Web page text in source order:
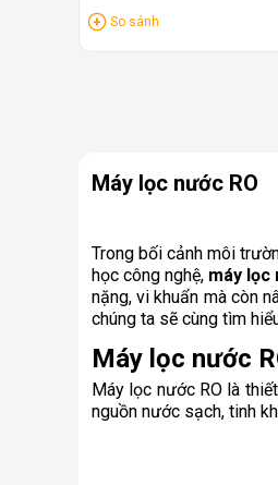
So sánh
Máy lọc nước RO
Trong bối cảnh môi
học công nghệ, máy lọc
nặng, vi khuẩn mà còn
chúng ta sẽ cùng tìm
Máy lọc nước
Máy lọc nước RO là
nguồn nước sạch, tinh